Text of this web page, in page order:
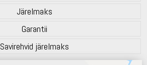
Järelmaks
Garantii
Savirehvid järelmaks